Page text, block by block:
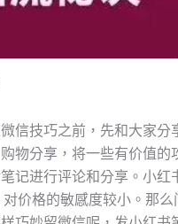
信技巧之前，先和大家分
物分享，将一些有价值的
记进行评论和分享。小红
价格的敏感度较小。那么